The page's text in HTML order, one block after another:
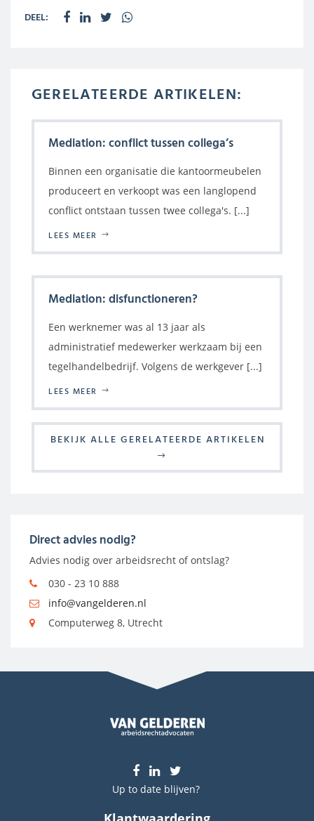
DEEL:
GERELATEERDE ARTIKELEN:
Mediation: conflict tussen collega’s
Binnen een organisatie die kantoormeubelen
produceert en verkoopt was een langlopend
conflict ontstaan tussen twee collega's. [...]
LEES MEER
Mediation: disfunctioneren?
Een werknemer was al 13 jaar als
administratief medewerker werkzaam bij een
tegelhandelbedrijf. Volgens de werkgever [...]
LEES MEER
BEKIJK ALLE GERELATEERDE ARTIKELEN
Direct advies nodig?
Advies nodig over arbeidsrecht of ontslag?
030 - 23 10 888
info@vangelderen.nl
Computerweg 8, Utrecht
Up to date blijven?